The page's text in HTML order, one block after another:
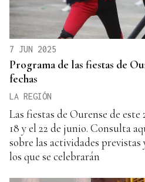
7 JUN 2025
Programa de las fiestas de
fechas
LA REGIÓN
Las fiestas de Ourense de este
18 y el 22 de junio. Consulta
sobre las actividades previstas
los que se celebrarán